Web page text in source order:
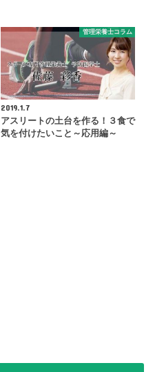
管理栄養士コラム
2019.1.7
アスリートの土台を作る！３食で
気を付けたいこと～応用編～